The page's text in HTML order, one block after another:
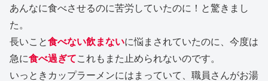
あんなに食べさせるのに苦労していたのに！と驚きまし
た。
長いこと食べない飲まないに悩まされていたのに、今度は
急に食べ過ぎてこれもまた止められないのです。
いっときカップラーメンにはまっていて、職員さんがお湯